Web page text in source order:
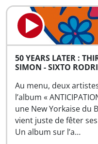
50 YEARS LATER :
SIMON - SIXTO
Au menu, deux
l’album «
une New Yorkaise du
vient juste de fêter
Un album sur l’a…